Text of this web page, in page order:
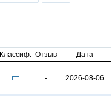
Классиф. Отзыв
Дата
- 2026-08-06